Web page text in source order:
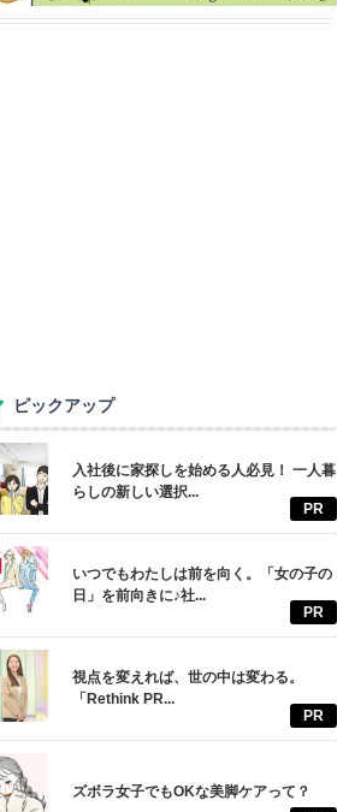
ピックアップ
入社後に家探しを始める人必見！ 一人暮
らしの新しい選択...
PR
いつでもわたしは前を向く。「女の子の
日」を前向きに♪社...
PR
視点を変えれば、世の中は変わる。
「Rethink PR...
PR
ズボラ女子でもOKな美脚ケアって？